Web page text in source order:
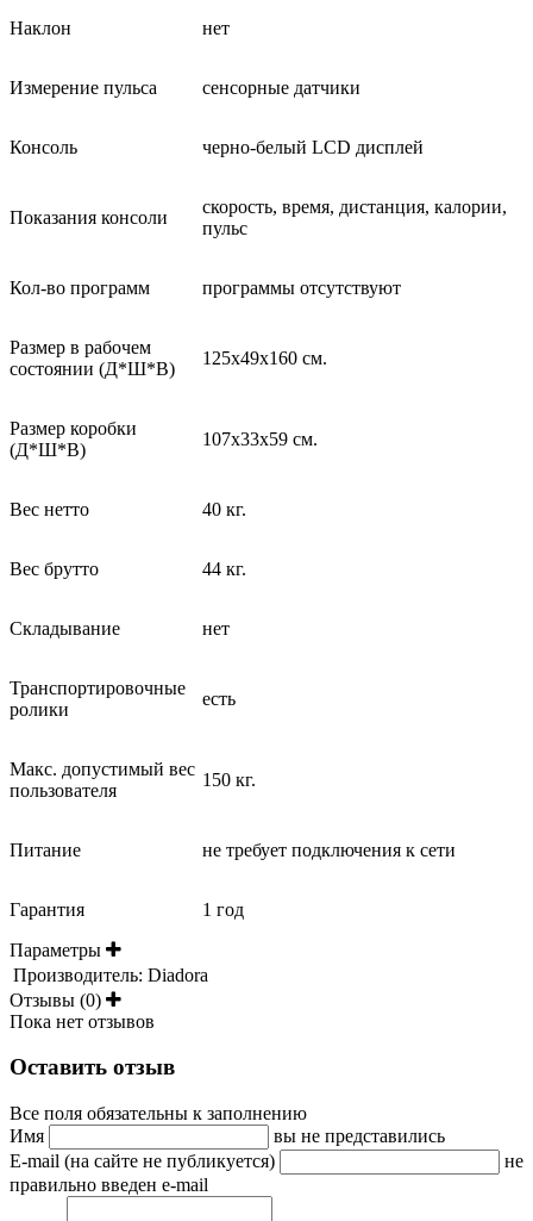
Наклон нет
Измерение пульса сенсорные датчики
Консоль черно-белый LCD дисплей
Показания консоли
скорость, время, дистанция, калории,
пульс
Кол-во программ программы отсутствуют
Размер в рабочем
состоянии (Д*Ш*В)
125x49x160 см.
Размер коробки
(Д*Ш*В)
107х33х59 см.
Вес нетто 40 кг.
Вес брутто 44 кг.
Складывание нет
Транспортировочные
ролики
есть
Макс. допустимый вес
пользователя
150 кг.
Питание не требует подключения к сети
Гарантия
1 год
Параметры
Производитель: Diadora
Отзывы (0)
Пока нет отзывов
Оставить отзыв
Все поля обязательны к заполнению
Имя
вы не представились
E-mail (на сайте не публикуется)
не
правильно введен e-mail